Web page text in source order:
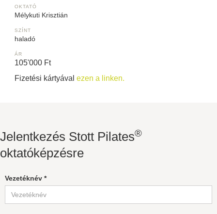
OKTATÓ
Mélykuti Krisztián
SZÍNT
haladó
ÁR
105'000 Ft
Fizetési kártyával ezen a linken.
Jelentkezés Stott Pilates®
oktatóképzésre
Vezetéknév *